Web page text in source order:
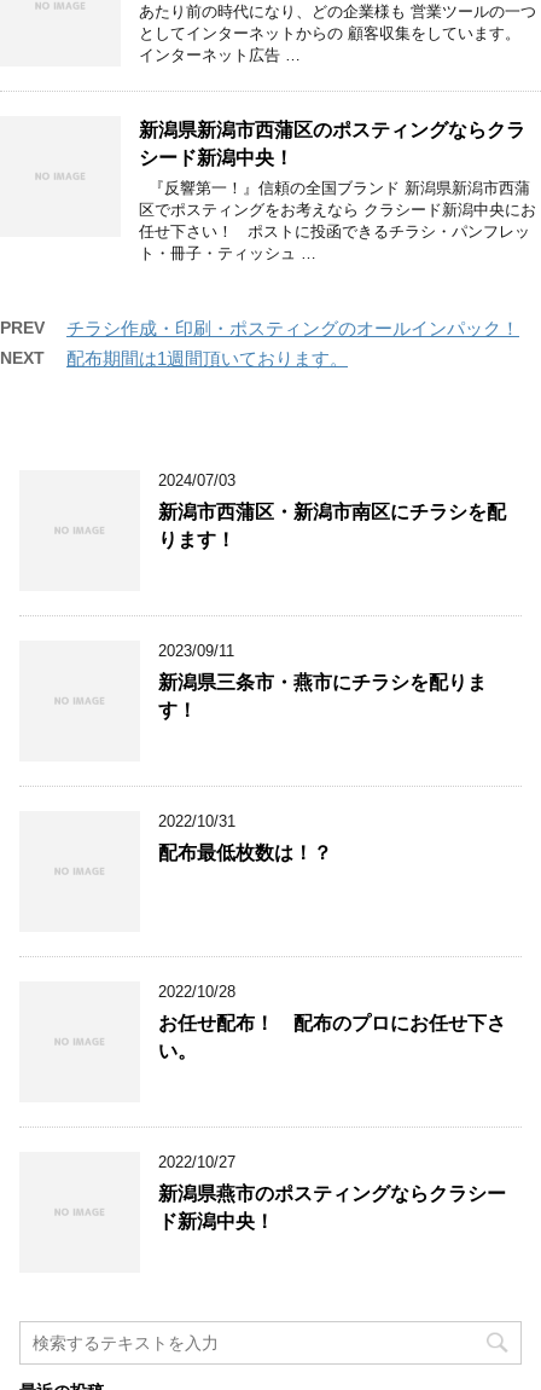
あたり前の時代になり、どの企業様も 営業ツールの一つ
としてインターネットからの 顧客収集をしています。
インターネット広告 …
新潟県新潟市西蒲区のポスティングならクラ
シード新潟中央！
『反響第一！』信頼の全国ブランド 新潟県新潟市西蒲
区でポスティングをお考えなら クラシード新潟中央にお
任せ下さい！ ポストに投函できるチラシ・パンフレッ
ト・冊子・ティッシュ …
PREV チラシ作成・印刷・ポスティングのオールインパック！
NEXT 配布期間は1週間頂いております。
2024/07/03
新潟市西蒲区・新潟市南区にチラシを配
ります！
2023/09/11
新潟県三条市・燕市にチラシを配りま
す！
2022/10/31
配布最低枚数は！？
2022/10/28
お任せ配布！ 配布のプロにお任せ下さ
い。
2022/10/27
新潟県燕市のポスティングならクラシー
ド新潟中央！